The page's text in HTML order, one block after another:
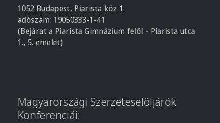
1052 Budapest, Piarista köz 1.
adószám: 19050333-1-41
(Bejárat a Piarista Gimnázium felől - Piarista utca
1., 5. emelet)
Magyarországi Szerzeteselöljárók
Konferenciái: